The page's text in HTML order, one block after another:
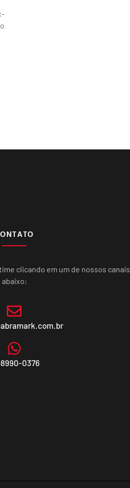
clicando em um de nossos canais
abaixo:
0376